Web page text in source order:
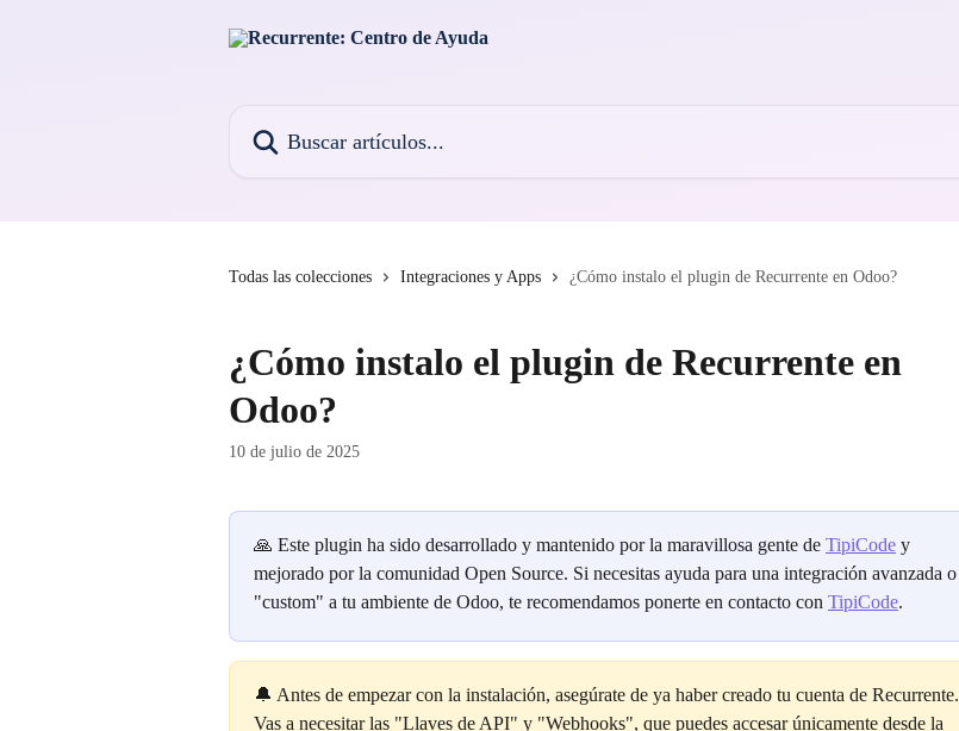
Todas las colecciones Integraciones y Apps ¿Cómo instalo el plugin de Recurrente en Odoo?
¿Cómo instalo el plugin de Recurrente en
Odoo?
10 de julio de 2025
🙏 Este plugin ha sido desarrollado y mantenido por la maravillosa gente de TipiCode y
mejorado por la comunidad Open Source. Si necesitas ayuda para una integración avanzada o
"custom" a tu ambiente de Odoo, te recomendamos ponerte en contacto con TipiCode.
🔔 Antes de empezar con la instalación, asegúrate de ya haber creado tu cuenta de Recurrente.
Vas a necesitar las "Llaves de API" y "Webhooks", que puedes accesar únicamente desde la